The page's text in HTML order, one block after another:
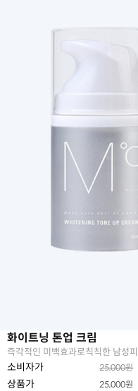
화이트닝 톤업 크림
즉각적인 미백효과로칙칙한 남성
소비자가 25,000원
상품가 25,000원